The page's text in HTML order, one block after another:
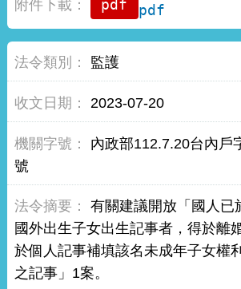
pdf
監護
2023-07-20
內政部112.7.20台內戶
號
有關建議開放「國人已
國外出生子女出生記事者，得於離
於個人記事補填該名未成年子女權
之記事」1案。